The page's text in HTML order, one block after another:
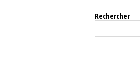
Rechercher